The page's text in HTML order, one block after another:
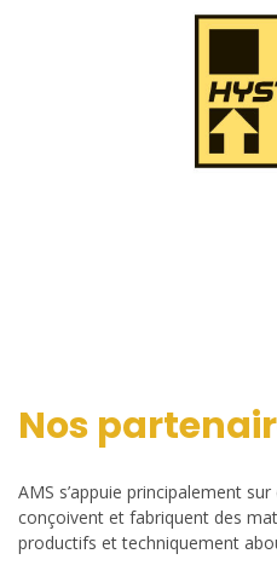
Nos
AMS s’appuie principalement
conçoivent et fabriquent des
productifs et techniquement